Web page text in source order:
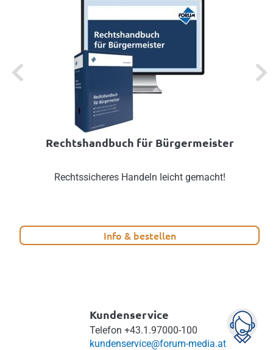
Previous Next
Rechtshandbuch für Bürgermeister
Rechtssicheres Handeln leicht gemacht!
Info & bestellen
Kundenservice
Telefon +43.1.97000-100
kundenservice@forum-media.at